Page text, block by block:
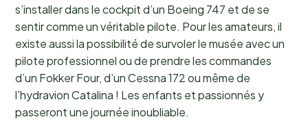
s’installer dans le cockpit d’un Boeing 747 et de se
sentir comme un véritable pilote. Pour les amateurs, il
existe aussi la possibilité de survoler le musée avec un
pilote professionnel ou de prendre les commandes
d’un Fokker Four, d’un Cessna 172 ou même de
l’hydravion Catalina ! Les enfants et passionnés y
passeront une journée inoubliable.